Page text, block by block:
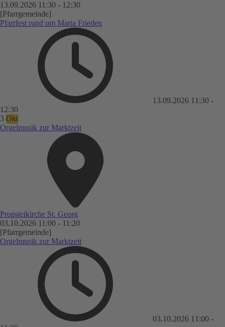
13.09.2026 11:30 - 12:30
[Pfarrgemeinde]
Pfarrfest rund um Maria Frieden
13.09.2026 11:30 -
12:30
3 Okt
Orgelmusik zur Marktzeit
Propsteikirche St. Georg
03.10.2026 11:00 - 11:20
[Pfarrgemeinde]
Orgelmusik zur Marktzeit
03.10.2026 11:00 -